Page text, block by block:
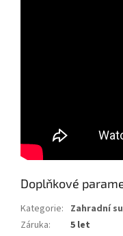
Doplňkové
Kategorie: Zahradní
Záruka: 5 let